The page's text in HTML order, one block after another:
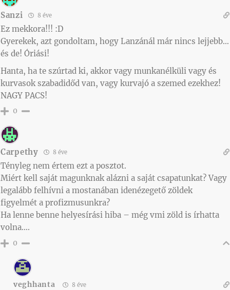
Sanzi 8 éve
Ez mekkora!!! :D
Gyerekek, azt gondoltam, hogy Lanzánál már nincs lejjebb…
és de! Óriási!
Hanta, ha te szúrtad ki, akkor vagy munkanélküli vagy és
kurvasok szabadidőd van, vagy kurvajó a szemed ezekhez!
NAGY PACS!
0
Carpethy 8 éve
Tényleg nem értem ezt a posztot.
Miért kell saját magunknak alázni a saját csapatunkat? Vagy
legalább felhívni a mostanában idenézegető zöldek
figyelmét a profizmusunkra?
Ha lenne benne helyesírási hiba – még vmi zöld is írhatta
volna….
0
veghhanta 8 éve